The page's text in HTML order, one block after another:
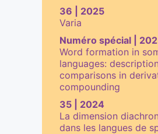
36 | 2025
Varia
Numéro spécial |
Word formation in
languages:
comparisons in
compounding
35 | 2024
La dimension
dans les langues de